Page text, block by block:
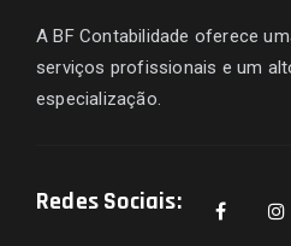
A BF Contabilidade oferece
serviços profissionais e um
especialização.
Redes Sociais: